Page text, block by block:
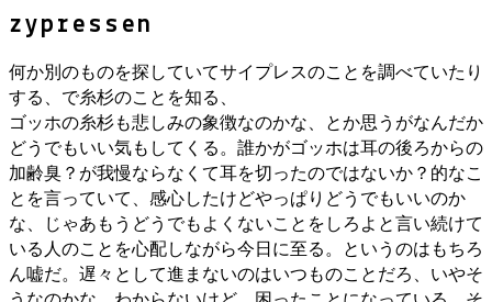
zypressen
何か別のものを探していてサイプレスのことを調べていたり
する、で糸杉のことを知る、
ゴッホの糸杉も悲しみの象徴なのかな、とか思うがなんだか
どうでもいい気もしてくる。誰かがゴッホは耳の後ろからの
加齢臭？が我慢ならなくて耳を切ったのではないか？的なこ
とを言っていて、感心したけどやっぱりどうでもいいのか
な、じゃあもうどうでもよくないことをしろよと言い続けて
いる人のことを心配しながら今日に至る。というのはもちろ
ん嘘だ。遅々として進まないのはいつものことだろ、いやそ